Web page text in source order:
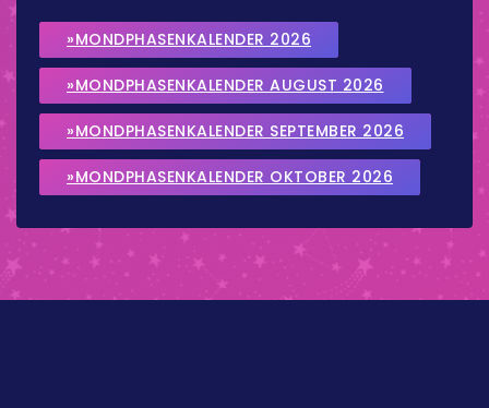
»MONDPHASENKALENDER 2026
»MONDPHASENKALENDER AUGUST 2026
»MONDPHASENKALENDER SEPTEMBER 2026
»MONDPHASENKALENDER OKTOBER 2026